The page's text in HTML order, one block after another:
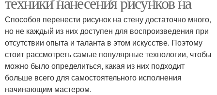
Способов перенести рисунок на стену достаточно много,
но не каждый из них доступен для воспроизведения при
отсутствии опыта и таланта в этом искусстве. Поэтому
стоит рассмотреть самые популярные технологии, чтобы
можно было определиться, какая из них подходит
больше всего для самостоятельного исполнения
начинающим мастером.